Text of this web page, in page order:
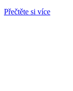
Přečtěte si více